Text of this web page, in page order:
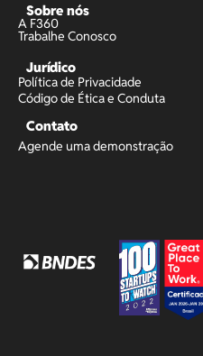
Sobre nós
A F360
Trabalhe Conosco
Jurídico
Política de Privacidade
Código de Ética e Conduta
Contato
Agende uma demonstração